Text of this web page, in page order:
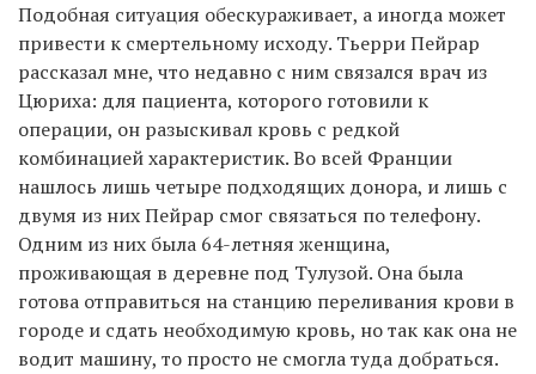
Подобная ситуация обескураживает, а иногда может
привести к смертельному исходу. Тьерри Пейрар
рассказал мне, что недавно с ним связался врач из
Цюриха: для пациента, которого готовили к
операции, он разыскивал кровь с редкой
комбинацией характеристик. Во всей Франции
нашлось лишь четыре подходящих донора, и лишь с
двумя из них Пейрар смог связаться по телефону.
Одним из них была 64-летняя женщина,
проживающая в деревне под Тулузой. Она была
готова отправиться на станцию переливания крови в
городе и сдать необходимую кровь, но так как она не
водит машину, то просто не смогла туда добраться.